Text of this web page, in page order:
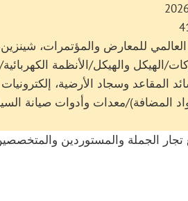
للمعارض والمؤتمرات،
الهيكل والهيكل/الأنظمة
المقاعد وسجاد الأرضية،
المضافة)/معدات وأدوات صيانة
الجملة والمستوردين